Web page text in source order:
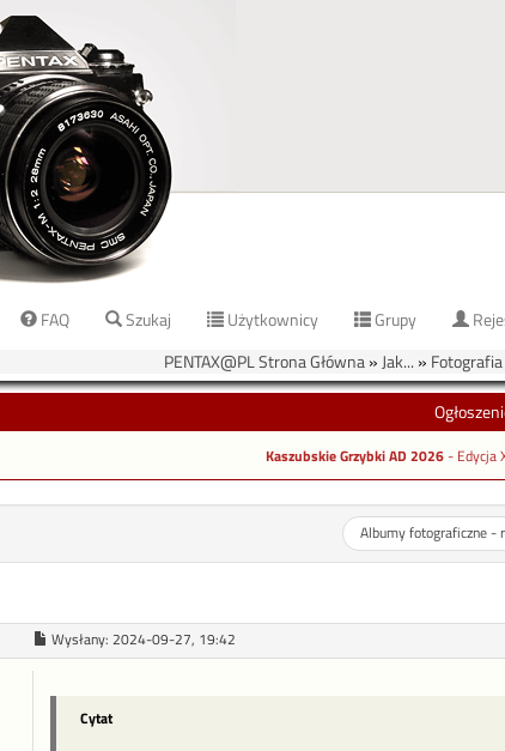
FAQ Szukaj Użytkownicy Grupy
PENTAX@PL Strona Główna» Jak... » Fotografia
Kaszubskie Grzybki AD 2026- Edycja
Albumy fotograficzne -
Wysłany: 2024-09-27, 19:42
Cytat